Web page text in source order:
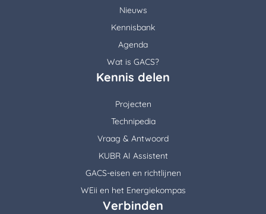
Nieuws
Kennisbank
Agenda
Wat is GACS?
Kennis delen
Projecten
Technipedia
Vraag & Antwoord
KUBR AI Assistent
GACS-eisen en richtlijnen
WEii en het Energiekompas
Verbinden